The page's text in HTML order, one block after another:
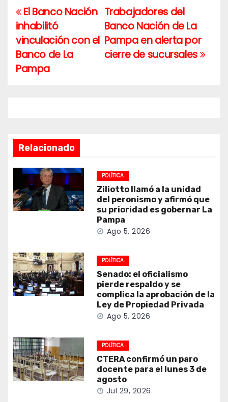
Navegación
de
entradas
Trabajadores del
Banco Nación de La
Pampa en alerta por
cierre de sucursales
El Banco Nación
inhabilitó
vinculación con el
Banco de La
Pampa
Relacionado
POLÍTICA
Ziliotto llamó a la unidad
del peronismo y afirmó que
su prioridad es gobernar La
Pampa
Ago 5, 2026
POLÍTICA
Senado: el oficialismo
pierde respaldo y se
complica la aprobación de la
Ley de Propiedad Privada
Ago 5, 2026
POLÍTICA
CTERA confirmó un paro
docente para el lunes 3 de
agosto
Jul 29, 2026